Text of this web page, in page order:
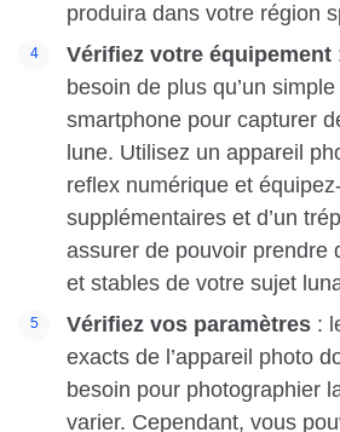
produira dans votre région
Vérifiez votre équipement
besoin de plus qu’un
smartphone pour capturer
lune. Utilisez un appareil
reflex numérique et
supplémentaires et d’un
assurer de pouvoir prendre
et stables de votre sujet
Vérifiez vos paramètres :
exacts de l’appareil photo
besoin pour photographier
varier. Cependant, vous